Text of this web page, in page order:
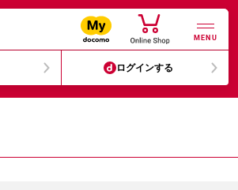
MENU
ログインする